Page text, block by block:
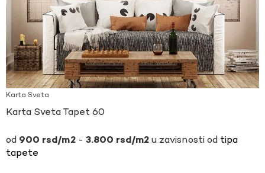
Karta Sveta
Karta Sveta Tapet 60
900 rsd - 3.800 rsd u zavisnosti od tipa
tapete